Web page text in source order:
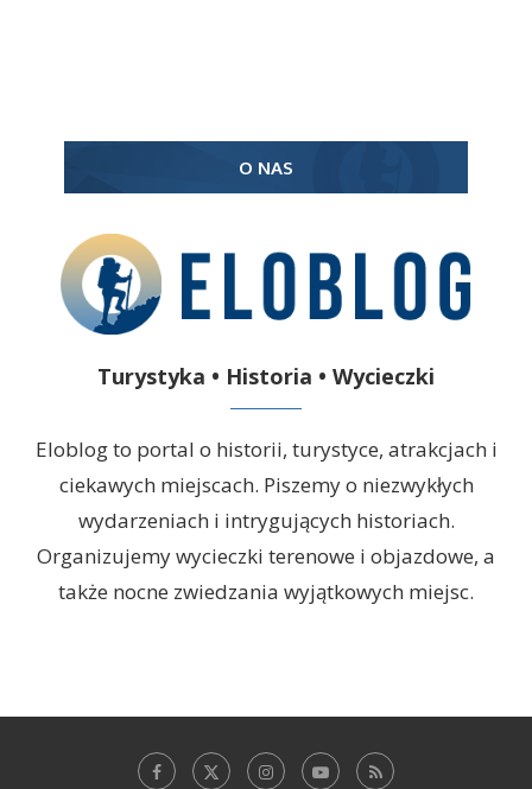
O NAS
Turystyka • Historia • Wycieczki
Eloblog to portal o historii, turystyce, atrakcjach i
ciekawych miejscach. Piszemy o niezwykłych
wydarzeniach i intrygujących historiach.
Organizujemy wycieczki terenowe i objazdowe, a
także nocne zwiedzania wyjątkowych miejsc.